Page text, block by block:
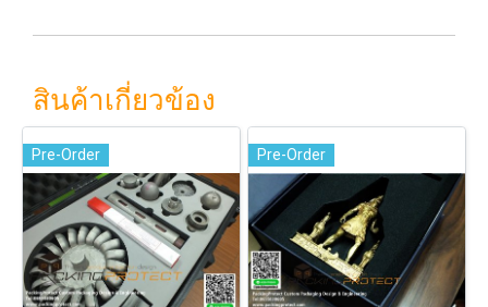
สินค้าเกี่ยวข้อง
Pre-Order Pre-Order